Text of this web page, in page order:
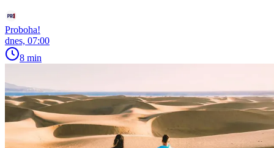
Proboha!
dnes, 07:00
8 min